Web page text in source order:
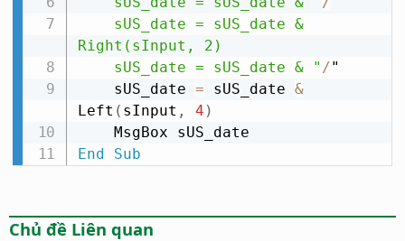
Right(sInput, 2)
    sUS_date = sUS_date & "
/"
    sUS_date
= sUS_date &
Left ( sInput , 4 )
End
Sub
Chủ đề Liên quan